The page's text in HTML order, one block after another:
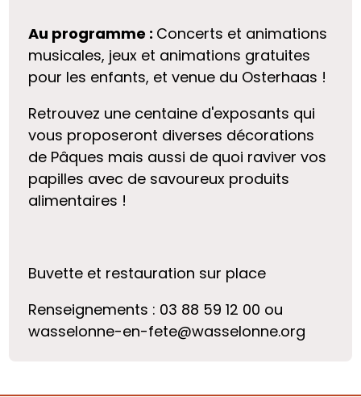
Au programme : Concerts et animations
musicales, jeux et animations gratuites
pour les enfants, et venue du Osterhaas !
Retrouvez une centaine d'exposants qui
vous proposeront diverses décorations
de Pâques mais aussi de quoi raviver vos
papilles avec de savoureux produits
alimentaires !
Buvette et restauration sur place
Renseignements : 03 88 59 12 00 ou
wasselonne-en-fete@wasselonne.org